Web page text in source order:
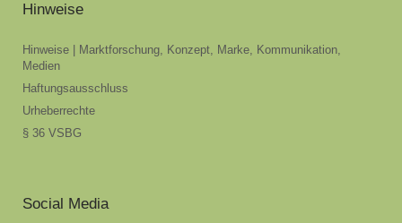
Hinweise
Hinweise | Marktforschung, Konzept, Marke, Kommunikation,
Medien
Haftungsausschluss
Urheberrechte
§ 36 VSBG
Social Media